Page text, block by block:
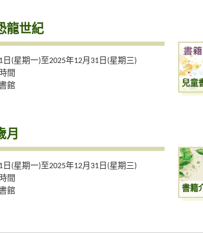
龍世紀
日(星期一)至2025年12月31日(星期三)
間
館 兒童
月
日(星期一)至2025年12月31日(星期三)
間
館 書籍